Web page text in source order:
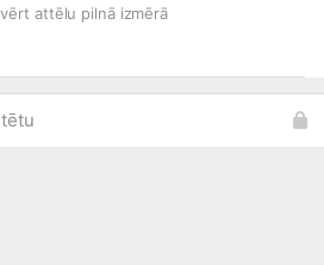
attēlu pilnā izmērā